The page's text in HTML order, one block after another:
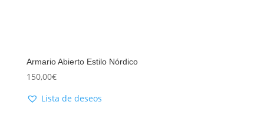
Armario Abierto Estilo Nórdico
150,00€
Lista de deseos